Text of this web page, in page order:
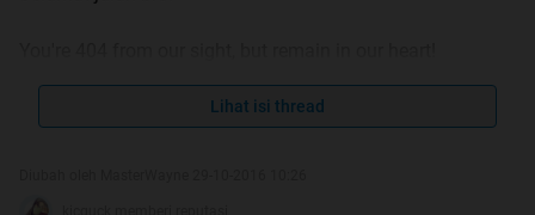
Gw gak percaya ente udah berpulang
Lihat isi thread